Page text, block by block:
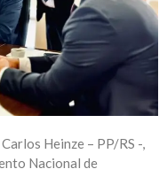
Heinze – PP/RS -,
Nacional de